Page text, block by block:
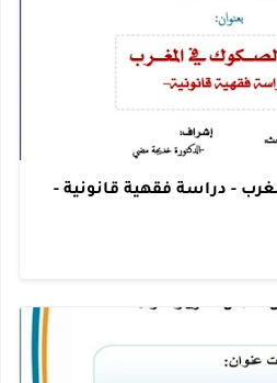
- دراسة فقهية قانونية -